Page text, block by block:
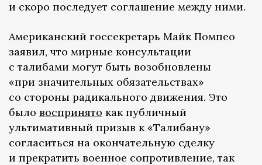
и скоро последует соглашение между ними.
Американский госсекретарь Майк Помпео
заявил, что мирные консультации
с талибами могут быть возобновлены
«при значительных обязательствах»
со стороны радикального движения. Это
было воспринято как публичный
ультимативный призыв к «Талибану»
согласиться на окончательную сделку
и прекратить военное сопротивление, так